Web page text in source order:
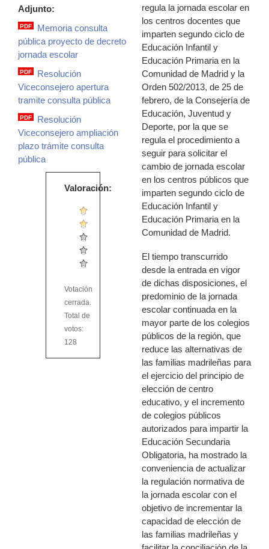
Adjunto:
memoria.pdf
PDF
Memoria consulta
pública proyecto de decreto
jornada escolar
resolucion_viceconsejero.pdf
PDF
Resolución
Viceconsejero apertura
tramite consulta pública
PDF
Resolución
Viceconsejero ampliación
plazo trámite consulta
pública
Valoración:
Votación
cerrada.
Total de
votos:
128
regula la jornada escolar en
los centros docentes que
imparten segundo ciclo de
Educación Infantil y
Educación Primaria en la
Comunidad de Madrid y la
Orden 502/2013, de 25 de
febrero, de la Consejería de
Educación, Juventud y
Deporte, por la que se
regula el procedimiento a
seguir para solicitar el
cambio de jornada escolar
en los centros públicos que
imparten segundo ciclo de
Educación Infantil y
Educación Primaria en la
Comunidad de Madrid.
El tiempo transcurrido
desde la entrada en vigor
de dichas disposiciones, el
predominio de la jornada
escolar continuada en la
mayor parte de los colegios
públicos de la región, que
reduce las alternativas de
las familias madrileñas para
el ejercicio del principio de
elección de centro
educativo, y el incremento
de colegios públicos
autorizados para impartir la
Educación Secundaria
Obligatoria, ha mostrado la
conveniencia de actualizar
la regulación normativa de
la jornada escolar con el
objetivo de incrementar la
capacidad de elección de
las familias madrileñas y